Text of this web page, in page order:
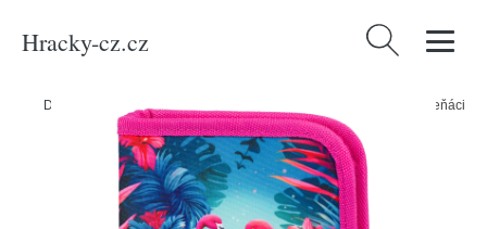
Hracky-cz.cz Vyhledávání
Domů /Média Školní penál jednopatrový BAAGL Plameňáci